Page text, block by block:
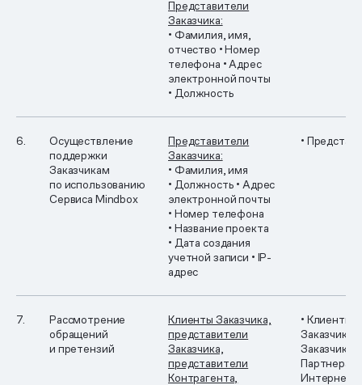
Представители
Заказчика:
• Фамилия, имя,
отчество • Номер
телефона • Адрес
электронной почты
• Должность
6.
Осуществление
поддержки
Заказчикам
по использованию
Сервиса Mindbox
Представители
Заказчика:
• Фамилия, имя
• Должность • Адрес
электронной почты
• Номер телефона
• Название проекта
• Дата создания
учетной записи • IP-
адрес
•
7.
Рассмотрение
обращений
и претензий
Клиенты Заказчика,
представители
Заказчика,
представители
Контрагента,
• Клиенты
Заказчика
Заказчика,
Партнера
Интернет-